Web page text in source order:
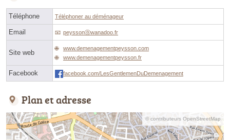
Téléphone Téléphoner au déménageur
Email peyssonⓐwanadoo.fr
Site web
www.demenagementpeysson.com
www.demenagementpeysson.fr
Facebook facebook.com/LesGentlemenDuDemenagement
Plan et adresse
© contributeurs OpenStreetMap